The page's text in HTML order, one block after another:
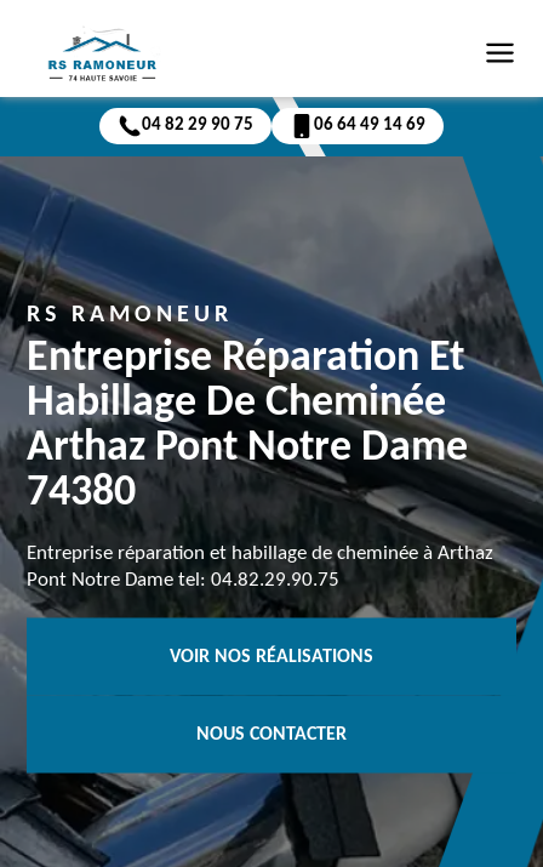
04 82 29 90 75 06 64 49 14 69
RS RAMONEUR
Entreprise Réparation Et
Habillage De Cheminée
Arthaz Pont Notre Dame
74380
Entreprise réparation et habillage de cheminée à Arthaz
Pont Notre Dame tel: 04.82.29.90.75
VOIR NOS RÉALISATIONS
NOUS CONTACTER